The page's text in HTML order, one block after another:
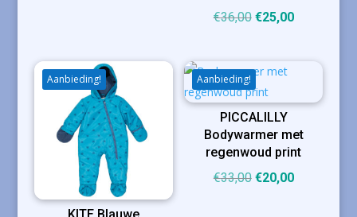
€36,00 Oorspronkelijke
€36,00.
€25,00Huidige
Aanbieding! Aanbieding!
PICCALILLY
Bodywarmer met
regenwoud print
€33,00 Oorspronkelijke
€20,00Huidige